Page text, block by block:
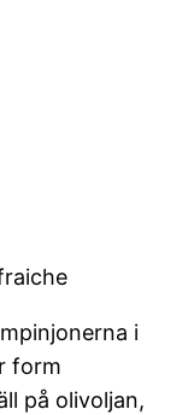
i
form
på olivoljan,